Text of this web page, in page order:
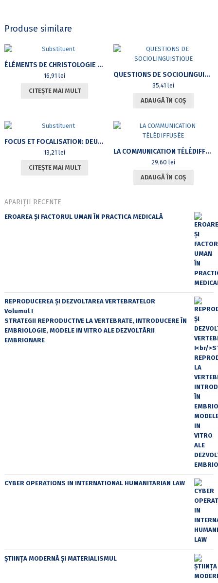
Produse similare
ÉLÉMENTS DE CHRISTOLOGIE DANS LES SERMONS DE JACQUES BÉNIGNE BOSSUET
16,91 lei
CITEȘTE MAI MULT
QUESTIONS DE SOCIOLINGUISTIQUE
35,41 lei
ADAUGĂ ÎN COȘ
FOCUS ET FOCALISATION: DEUX NOTIONS REVISITÉES
13,21 lei
CITEȘTE MAI MULT
LA COMMUNICATION TÉLÉDIFFUSÉE
29,60 lei
ADAUGĂ ÎN COȘ
APARIȚII RECENTE
EROAREA ȘI FACTORUL UMAN ÎN PRACTICA MEDICALĂ
REPRODUCEREA ȘI DEZVOLTAREA VERTEBRATELOR
Volumul I
STRATEGII REPRODUCTIVE LA VERTEBRATE, INTRODUCERE ÎN
EMBRIOLOGIE, MODELE IN VITRO ALE DEZVOLTĂRII
EMBRIONARE
CYBER OPERATIONS IN INTERNATIONAL HUMANITARIAN LAW
ȘTIINȚA MODERNĂ ȘI MATERIALISMUL